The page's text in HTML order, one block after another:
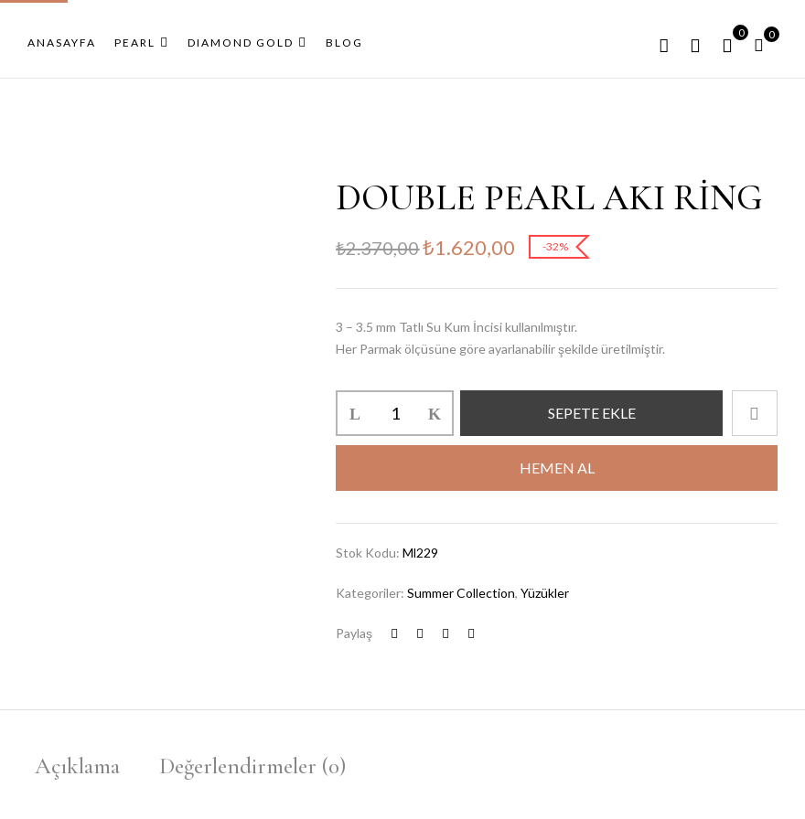
ANASAYFA PEARL DIAMOND GOLD BLOG
0 0
DOUBLE PEARL AKI RİNG
₺2.370,00₺1.620,00 -32%
3 – 3.5 mm Tatlı Su Kum İncisi kullanılmıştır.
Her Parmak ölçüsüne göre ayarlanabilir şekilde üretilmiştir.
SEPETE EKLE
HEMEN AL
Stok Kodu:Ml229
Kategoriler:Summer Collection,Yüzükler
Paylaş
Açıklama Değerlendirmeler (0)